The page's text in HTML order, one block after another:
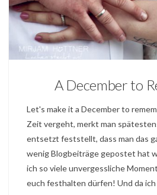
BLOG
A December to
Let's make it a December to
Zeit vergeht, merkt man
entsetzt feststellt, dass man das
wenig Blogbeiträge gepostet hat
ich so viele unvergessliche
euch festhalten dürfen! Und da ich